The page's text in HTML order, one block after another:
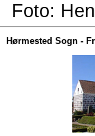
Foto:
Hørmested Sogn -